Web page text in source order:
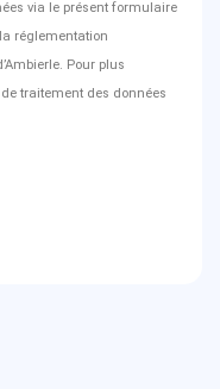
via le présent formulaire
réglementation
Pour plus
traitement des données